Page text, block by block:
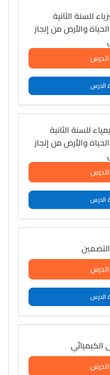
الفيزياء للسنة الثانية
والأرض من إنجاز
الدرس
الكيمياء للسنة الثانية
والأرض من إنجاز
الدرس
الدرس
الكيميائي